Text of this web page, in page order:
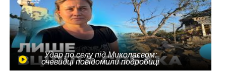
Удар по селу під Миколаєвом:
очевидці повідомили подробиці